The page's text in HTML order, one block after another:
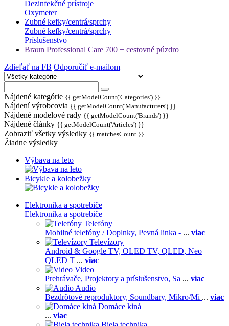
Dezinfekčné prístroje
Oxymeter
Zubné kefky/centrá/sprchy
Zubné kefky/centrá/sprchy
Príslušenstvo
Braun Professional Care 700 + cestovné púzdro
Zdieľať na FB Odporučiť e-mailom
Nájdené kategórie {{ getModelCount('Categories') }}
Nájdení výrobcovia {{ getModelCount('Manufacturers') }}
Nájdené modelové rady {{ getModelCount('Brands') }}
Nájdené články {{ getModelCount('Articles') }}
Zobraziť všetky výsledky {{ matchesCount }}
Žiadne výsledky
Výbava na leto
Bicykle a kolobežky
Elektronika a spotrebiče
Elektronika a spotrebiče
Telefóny
Mobilné telefóny / Doplnky, Pevná linka - ... viac
Televízory
Android & Google TV, OLED TV, QLED, Neo
QLED T ... viac
Video
Prehrávače, Projektory a príslušenstvo, Sa ... viac
Audio
Bezdrôtové reproduktory, Soundbary, Mikro/Mi ... viac
Domáce kiná
... viac